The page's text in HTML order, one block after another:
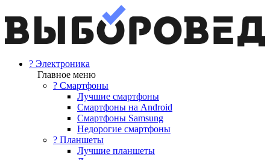
? Электроника
Главное меню
? Смартфоны
Лучшие смартфоны
Смартфоны на Android
Смартфоны Samsung
Недорогие смартфоны
? Планшеты
Лучшие планшеты